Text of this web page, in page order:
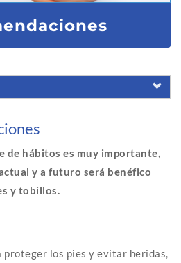
de hábitos es muy importante,
y a futuro será benéfico
y tobillos.
proteger los pies y evitar heridas,